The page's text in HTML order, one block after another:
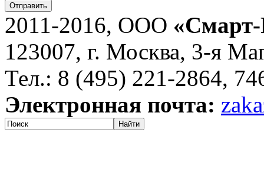
Отправить
2011-2016, ООО
123007, г. Москва, 3-я
Тел.: 8 (495) 221-2864,
Электронная почта:
Найти